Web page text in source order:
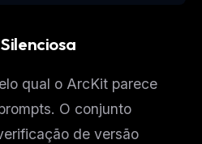
qual o ArcKit parece
O conjunto
de versão